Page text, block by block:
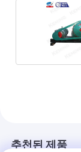
추천된 제품